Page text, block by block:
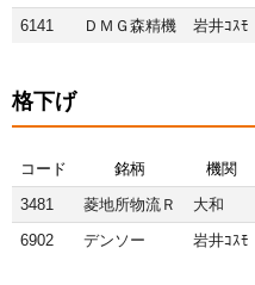
6141
ＤＭＧ森精機 岩井ｺｽﾓ
格下げ
コード 銘柄 機関
3481
菱地所物流Ｒ 大和
6902
デンソー 岩井ｺｽﾓ